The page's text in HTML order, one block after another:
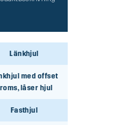
Länkhjul
med offset
låser hjul
Fasthjul